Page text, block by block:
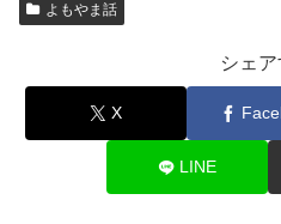
よもやま話
シェア
X
LINE